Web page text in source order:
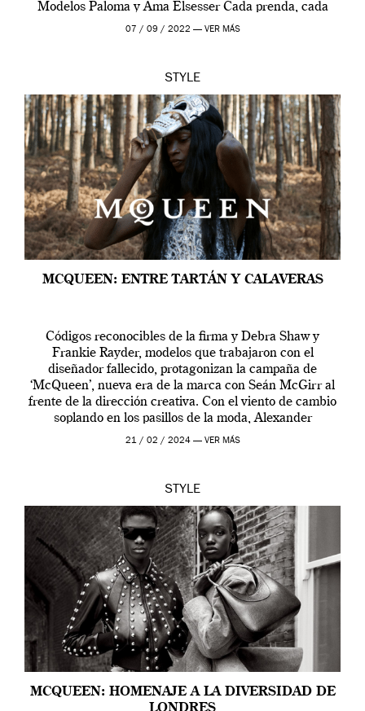
Modelos Paloma y Ama Elsesser Cada prenda, cada
outfit, cada momento, caracteriza […]
07 / 09 / 2022 — VER MÁS
STYLE
MCQUEEN: ENTRE TARTÁN Y CALAVERAS
Códigos reconocibles de la firma y Debra Shaw y
Frankie Rayder, modelos que trabajaron con el
diseñador fallecido, protagonizan la campaña de
‘McQueen’, nueva era de la marca con Seán McGirr al
frente de la dirección creativa. Con el viento de cambio
soplando en los pasillos de la moda, Alexander
McQueen se prepara para una […]
21 / 02 / 2024 — VER MÁS
STYLE
MCQUEEN: HOMENAJE A LA DIVERSIDAD DE
LONDRES